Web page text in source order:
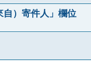
）寄件人」欄位